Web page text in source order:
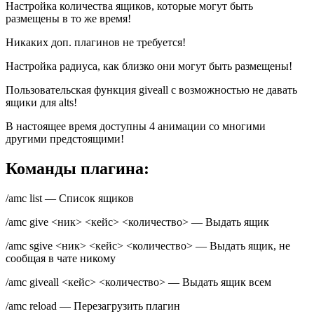
Настройка количества ящиков, которые могут быть
размещены в то же время!
Никаких доп. плагинов не требуется!
Настройка радиуса, как близко они могут быть размещены!
Пользовательская функция giveall с возможностью не давать
ящики для alts!
В настоящее время доступны 4 анимации со многими
другими предстоящими!
Команды плагина:
/amc list — Список ящиков
/amc give <ник> <кейс> <количество> — Выдать ящик
/amc sgive <ник> <кейс> <количество> — Выдать ящик, не
сообщая в чате никому
/amc giveall <кейс> <количество> — Выдать ящик всем
/amc reload — Перезагрузить плагин